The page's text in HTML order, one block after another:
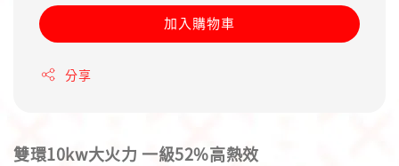
加入購物車
分享
雙環10kw大火力 一級52%高熱效